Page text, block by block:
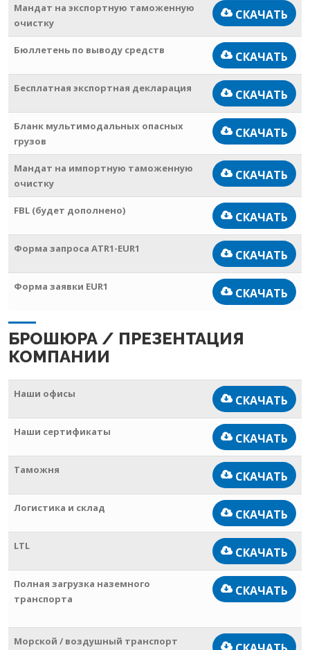
Мандат на экспортную таможенную
очистку
СКАЧАТЬ
Бюллетень по выводу средств СКАЧАТЬ
Бесплатная экспортная декларация СКАЧАТЬ
Бланк мультимодальных опасных
грузов
СКАЧАТЬ
Мандат на импортную таможенную
очистку
СКАЧАТЬ
FBL (будет дополнено) СКАЧАТЬ
Форма запроса ATR1-EUR1 СКАЧАТЬ
Форма заявки EUR1 СКАЧАТЬ
БРОШЮРА / ПРЕЗЕНТАЦИЯ
КОМПАНИИ
Наши офисы СКАЧАТЬ
Наши сертификаты СКАЧАТЬ
Таможня СКАЧАТЬ
Логистика и склад СКАЧАТЬ
LTL СКАЧАТЬ
Полная загрузка наземного
транспорта
СКАЧАТЬ
Морской / воздушный транспорт